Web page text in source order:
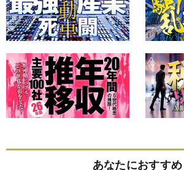
あなたにおすすめ